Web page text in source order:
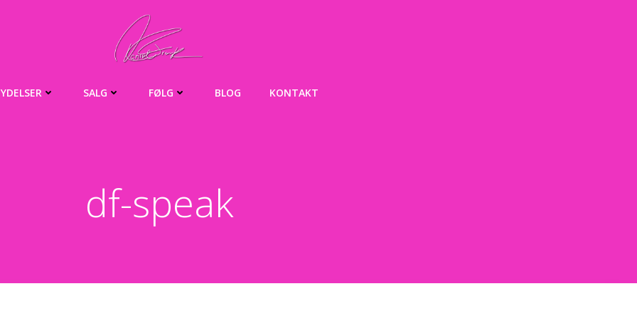
YDELSER SALG FØLG BLOG KONTAKT
df-speak